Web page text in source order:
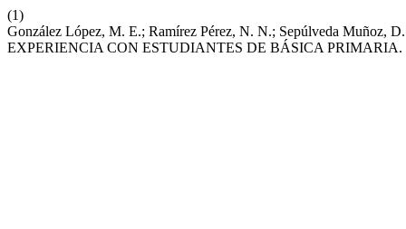
(1)
González López, M. E.; Ramírez Pérez, N. N.; Sepúlveda
EXPERIENCIA CON ESTUDIANTES DE BÁSICA PRIMARIA.